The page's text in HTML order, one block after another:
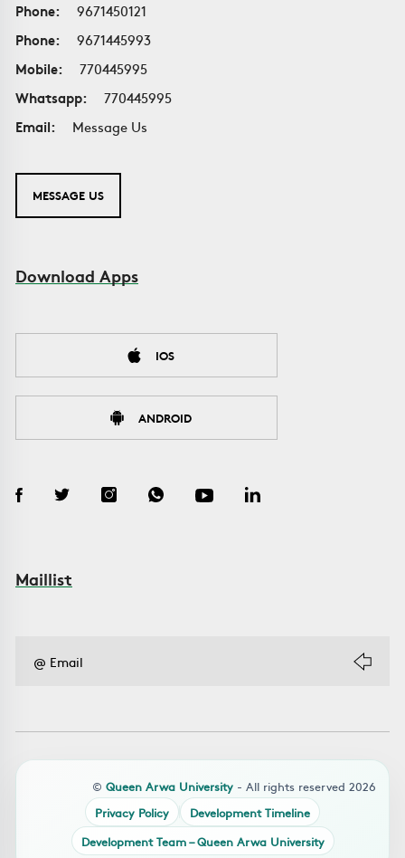
Phone:
9671450121
Phone:
9671445993
Mobile:
770445995
Whatsapp:
770445995
Email:
Message Us
MESSAGE US
Download Apps
IOS
ANDROID
Maillist
© Queen Arwa University - All rights reserved 2026
Privacy Policy
Development Timeline
Development Team – Queen Arwa University